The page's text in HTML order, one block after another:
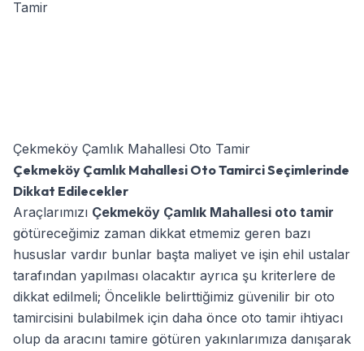
Çekmeköy Çamlık Mahallesi Oto Tamir
Çekmeköy Çamlık Mahallesi Oto Tamirci Seçimlerinde
Dikkat Edilecekler
Araçlarımızı Çekmeköy Çamlık Mahallesi oto tamir
götüreceğimiz zaman dikkat etmemiz geren bazı
hususlar vardır bunlar başta maliyet ve işin ehil ustalar
tarafından yapılması olacaktır ayrıca şu kriterlere de
dikkat edilmeli; Öncelikle belirttiğimiz güvenilir bir oto
tamircisini bulabilmek için daha önce oto tamir ihtiyacı
olup da aracını tamire götüren yakınlarımıza danışarak